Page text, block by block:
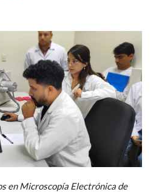
en Microscopía Electrónica de